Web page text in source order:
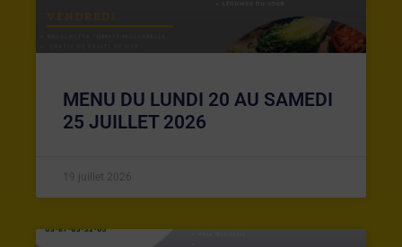
MENU DU LUNDI 20 AU SAMEDI
25 JUILLET 2026
19 juillet 2026